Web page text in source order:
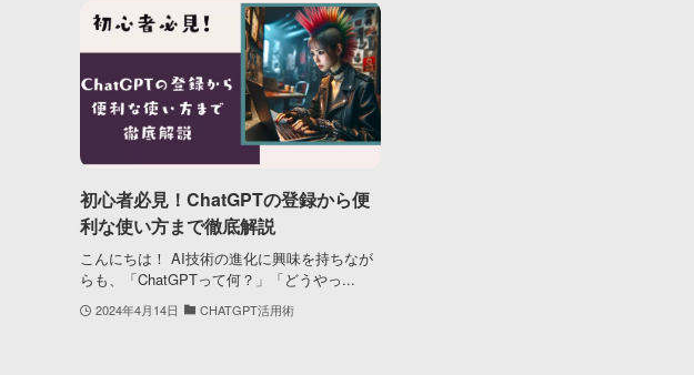
初心者必見！ChatGPTの登録から便
利な使い方まで徹底解説
こんにちは！ AI技術の進化に興味を持ちなが
らも、「ChatGPTって何？」「どうやっ...
2024年4月14日 CHATGPT活用術